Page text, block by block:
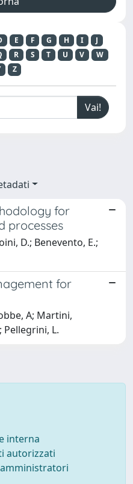
E F G H I
J
R S T U V
W
Z
for
processes
D.; Benevento, E.;
for
A; Martini,
Pellegrini, L.
interna
autorizzati